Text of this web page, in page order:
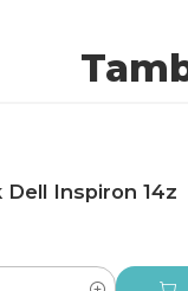
Inspiron 14z